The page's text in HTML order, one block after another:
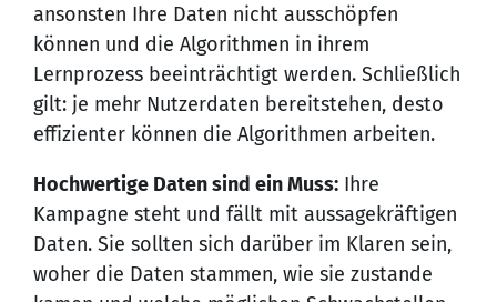
ansonsten Ihre Daten nicht ausschöpfen
können und die Algorithmen in ihrem
Lernprozess beeinträchtigt werden. Schließlich
gilt: je mehr Nutzerdaten bereitstehen, desto
effizienter können die Algorithmen arbeiten.
Hochwertige Daten sind ein Muss: Ihre
Kampagne steht und fällt mit aussagekräftigen
Daten. Sie sollten sich darüber im Klaren sein,
woher die Daten stammen, wie sie zustande